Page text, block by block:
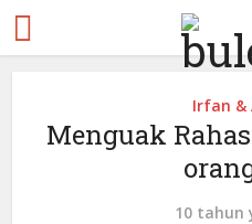
Irfan &
Menguak
10 tahun